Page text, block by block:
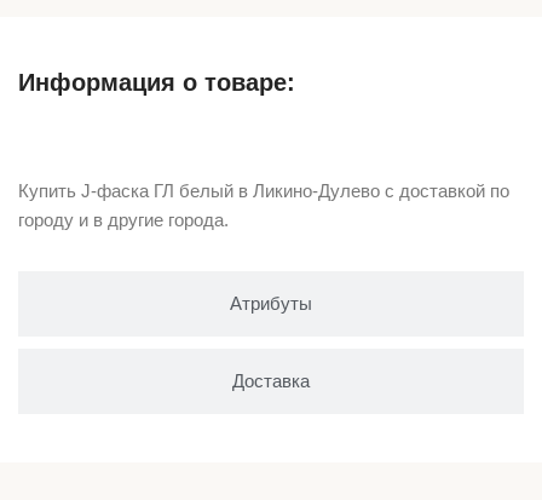
Информация о товаре:
Атрибуты
Доставка
Купить J-фаска ГЛ белый в Ликино-Дулево с доставкой по
городу и в другие города.